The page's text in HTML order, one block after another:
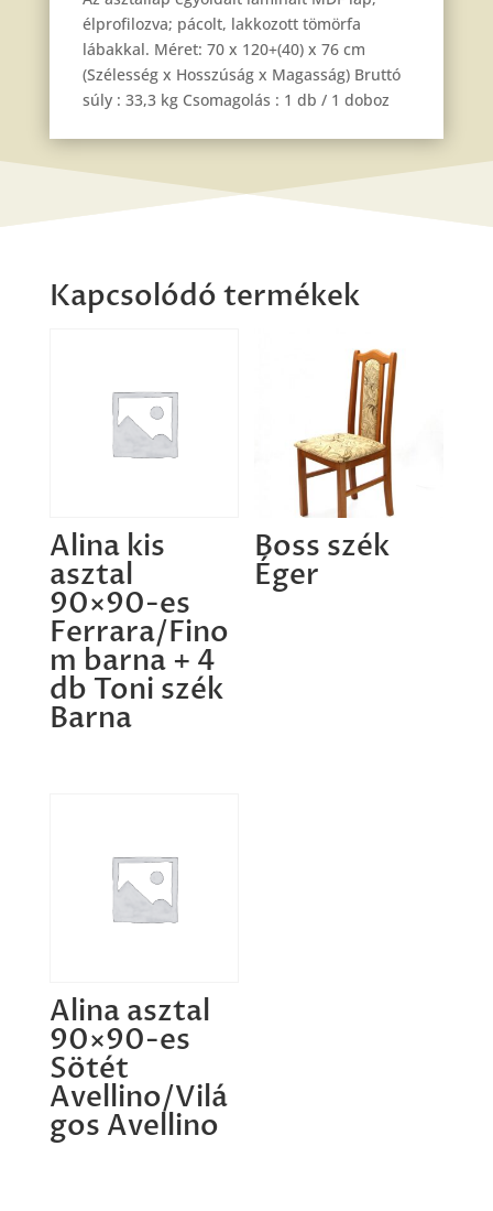
élprofilozva; pácolt, lakkozott tömörfa
lábakkal. Méret: 70 x 120+(40) x 76 cm
(Szélesség x Hosszúság x Magasság) Bruttó
súly : 33,3 kg Csomagolás : 1 db / 1 doboz
Kapcsolódó termékek
Alina kis
asztal
90×90-es
Ferrara/Fino
m barna + 4
db Toni szék
Barna
Boss szék
Éger
Alina asztal
90×90-es
Sötét
Avellino/Vilá
gos Avellino